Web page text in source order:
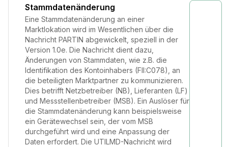
Stammdatenänderung
Eine Stammdatenänderung an einer
Marktlokation wird im Wesentlichen über die
Nachricht PARTIN abgewickelt, speziell in der
Version 1.0e. Die Nachricht dient dazu,
Änderungen von Stammdaten, wie z.B. die
Identifikation des Kontoinhabers (FII:C078), an
die beteiligten Marktpartner zu kommunizieren.
Dies betrifft Netzbetreiber (NB), Lieferanten (LF)
und Messstellenbetreiber (MSB). Ein Auslöser für
die Stammdatenänderung kann beispielsweise
ein Gerätewechsel sein, der vom MSB
durchgeführt wird und eine Anpassung der
Daten erfordert. Die UTILMD-Nachricht wird